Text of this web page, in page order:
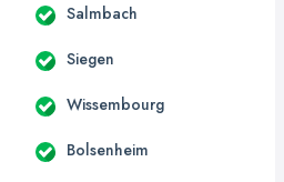
Salmbach
Siegen
Wissembourg
Bolsenheim